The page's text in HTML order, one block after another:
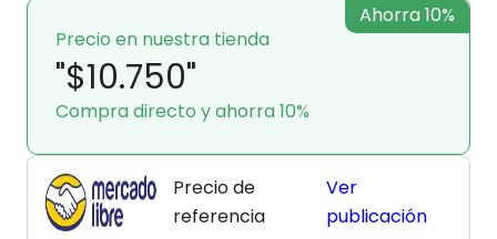
Precio en nuestra tienda
"$10.750"
Compra directo y ahorra 10%
Ahorra 10%
Precio de
referencia
Ver
publicación